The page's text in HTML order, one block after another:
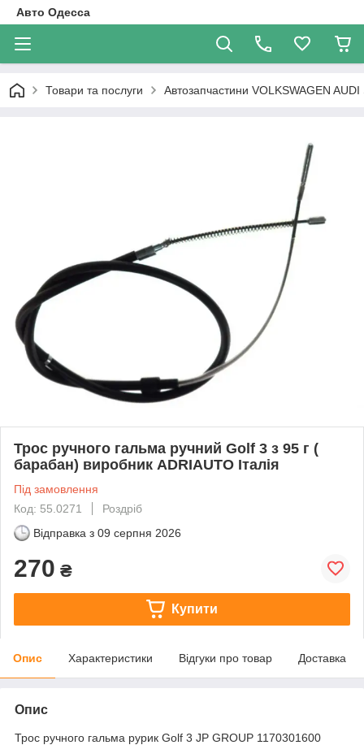
Авто Одесса
Товари та послуги Автозапчастини VOLKSWAGEN AUDI
Трос ручного гальма ручний Golf 3 з 95 г (
барабан) виробник ADRIAUTO Італія
Під замовлення
Код: 55.0271
Роздріб
Відправка з 09 серпня 2026
270 ₴
Купити
Опис Характеристики Відгуки про товар Доставка
Опис
Трос ручного гальма рурик Golf 3 JP GROUP 1170301600